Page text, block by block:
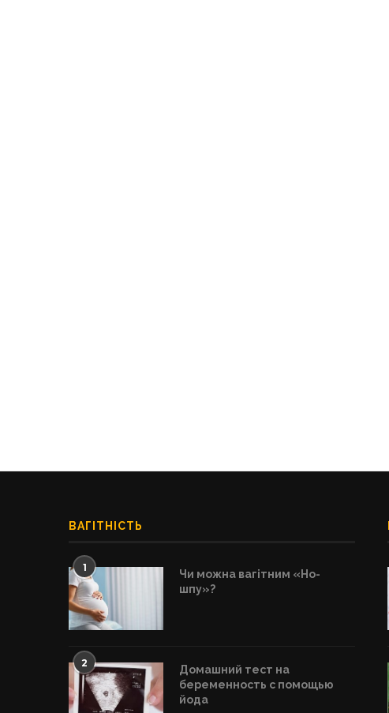
ВАГІТНІСТЬ
1
Чи можна вагітним «Но-
шпу»?
2
Домашний тест на
беременность с помощью
йода